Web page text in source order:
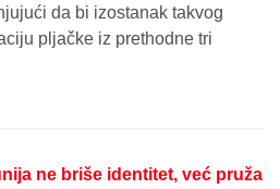
da bi izostanak takvog
pljačke iz prethodne tri
ne briše identitet, već pruža